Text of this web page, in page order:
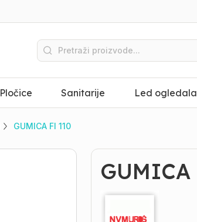
Pločice Sanitarije Led
GUMICA FI 110